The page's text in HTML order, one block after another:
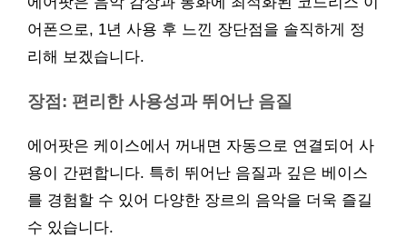
어폰으로, 1년 사용 후 느낀 장단점을 솔직하게 정
리해 보겠습니다.
장점: 편리한 사용성과 뛰어난 음질
에어팟은 케이스에서 꺼내면 자동으로 연결되어 사
용이 간편합니다. 특히 뛰어난 음질과 깊은 베이스
를 경험할 수 있어 다양한 장르의 음악을 더욱 즐길
수 있습니다.